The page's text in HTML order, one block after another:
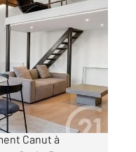
Century 21
Canut à